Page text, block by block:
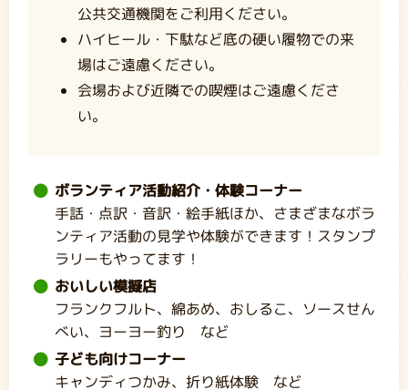
公共交通機関をご利用ください。
ハイヒール・下駄など底の硬い履物での来
場はご遠慮ください。
会場および近隣での喫煙はご遠慮くださ
い。
ボランティア活動紹介・体験コーナー
手話・点訳・音訳・絵手紙ほか、さまざまなボラ
ンティア活動の見学や体験ができます！スタンプ
ラリーもやってます！
おいしい模擬店
フランクフルト、綿あめ、おしるこ、ソースせん
べい、ヨーヨー釣り など
子ども向けコーナー
キャンディつかみ、折り紙体験 など